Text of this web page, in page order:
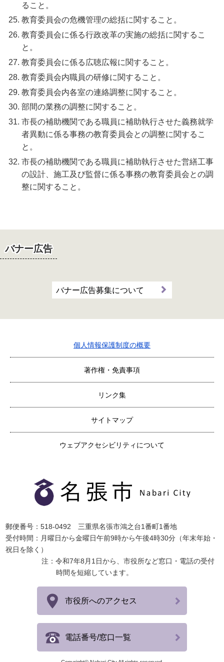
ること。
教育委員会の危機管理の総括に関すること。
教育委員会に係る行政改革の実施の総括に関するこ
と。
教育委員会に係る広聴広報に関すること。
教育委員会内職員の研修に関すること。
教育委員会内各室の連絡調整に関すること。
部間の業務の調整に関すること。
市長の補助機関である職員に補助執行させた義務就学
者異動に係る事務の教育委員会との調整に関するこ
と。
市長の補助機関である職員に補助執行させた営繕工事
の設計、施工及び監督に係る事務の教育委員会との調
整に関すること。
バナー広告
バナー広告募集について
個人情報保護制度の概要
著作権・免責事項
リンク集
サイトマップ
ウェブアクセシビリティについて
郵便番号：518-0492 三重県名張市鴻之台1番町1番地
受付時間：月曜日から金曜日午前9時から午後4時30分（年末年始・
祝日を除く）
注：令和7年8月1日から、市役所など窓口・電話の受付
時間を短縮しています。
市役所へのアクセス
電話番号/窓口一覧